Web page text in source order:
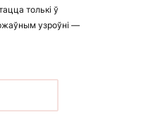
толькі ў
узроўні —